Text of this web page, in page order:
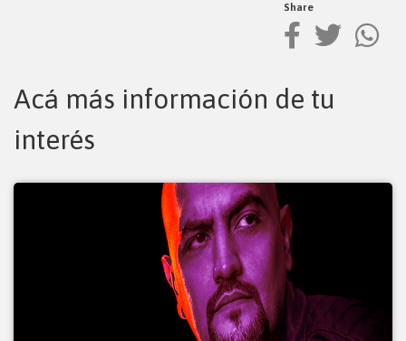
Share
Acá más información de tu
interés